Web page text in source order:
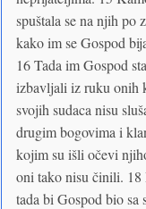
spuštala se na njih po
kako im se Gospod
16 Tada im Gospod
izbavljali iz ruku onih
svojih sudaca nisu
drugim bogovima i
kojim su išli očevi
oni tako nisu činili. 18
tada bi Gospod bio